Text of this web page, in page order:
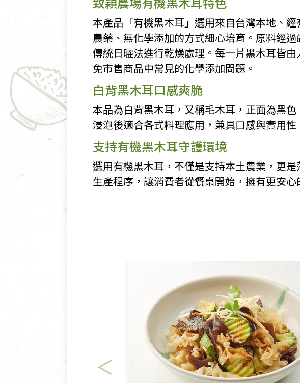
本產品「有機黑木耳」選用來自台灣本地、
農藥、無化學添加的方式細心培育。原料經
傳統日曬法進行乾燥處理。每一片黑木耳皆
免市售商品中常見的化學添加問題。
白背黑木耳口感爽脆
本品為白背黑木耳，又稱毛木耳，正面為黑
浸泡後適合各式料理應用，兼具口感與實用
支持有機黑木耳守護環境
選用有機黑木耳，不僅是支持本土農業，更
生產程序，讓消費者從餐桌開始，擁有更安心